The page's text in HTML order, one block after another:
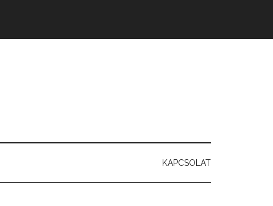
KAPCSOLAT